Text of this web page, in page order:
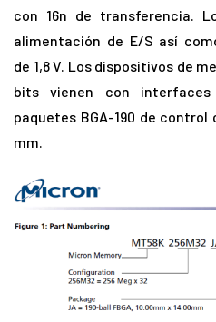
con 16n de transferencia.
alimentación de E/S así
de 1,8 V. Los dispositivos de
bits vienen con
paquetes BGA-190 de control
mm.